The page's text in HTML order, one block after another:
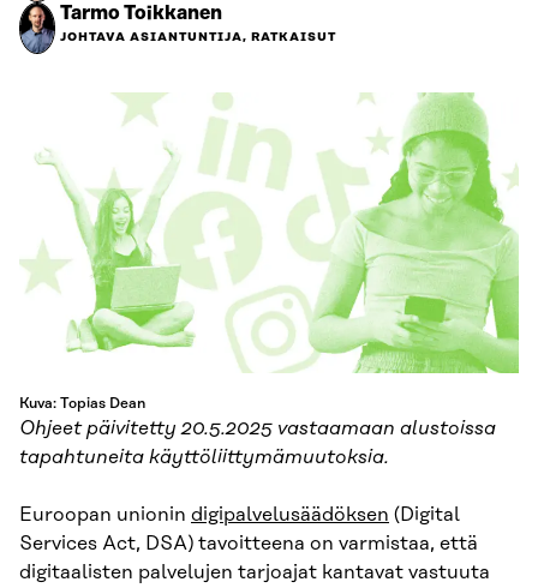
Tarmo Toikkanen
JOHTAVA ASIANTUNTIJA, RATKAISUT
Kuva: Topias Dean
Ohjeet päivitetty 20.5.2025 vastaamaan alustoissa
tapahtuneita käyttöliittymämuutoksia.
Euroopan unionin digipalvelusäädöksen (Digital
Services Act, DSA) tavoitteena on varmistaa, että
digitaalisten palvelujen tarjoajat kantavat vastuuta